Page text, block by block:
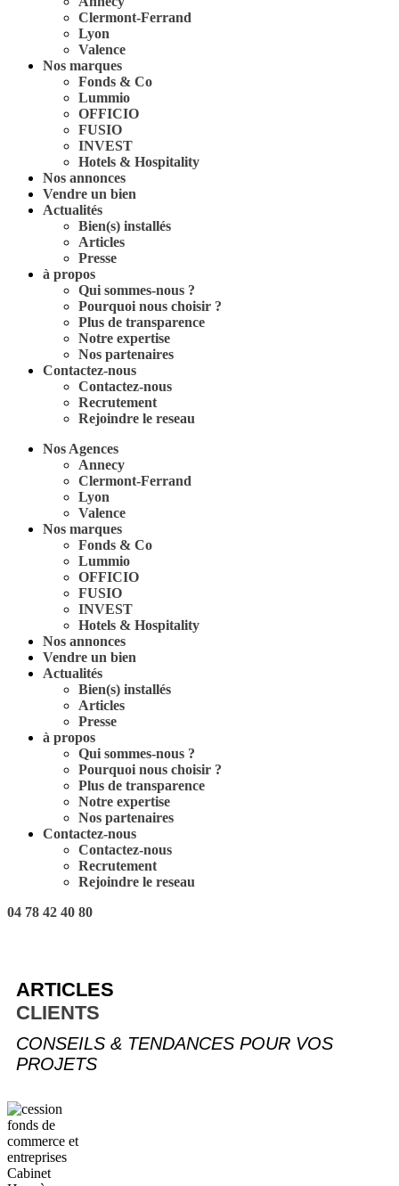
Clermont-Ferrand
Lyon
Valence
Nos marques
Fonds & Co
Lummio
OFFICIO
FUSIO
INVEST
Hotels & Hospitality
Nos annonces
Vendre un bien
Actualités
Bien(s) installés
Articles
Presse
à propos
Qui sommes-nous ?
Pourquoi nous choisir ?
Plus de transparence
Notre expertise
Nos partenaires
Contactez-nous
Contactez-nous
Recrutement
Rejoindre le reseau
Nos Agences
Annecy
Clermont-Ferrand
Lyon
Valence
Nos marques
Fonds & Co
Lummio
OFFICIO
FUSIO
INVEST
Hotels & Hospitality
Nos annonces
Vendre un bien
Actualités
Bien(s) installés
Articles
Presse
à propos
Qui sommes-nous ?
Pourquoi nous choisir ?
Plus de transparence
Notre expertise
Nos partenaires
Contactez-nous
Contactez-nous
Recrutement
Rejoindre le reseau
04 78 42 40 80
ARTICLES
CLIENTS
CONSEILS & TENDANCES POUR VOS
PROJETS